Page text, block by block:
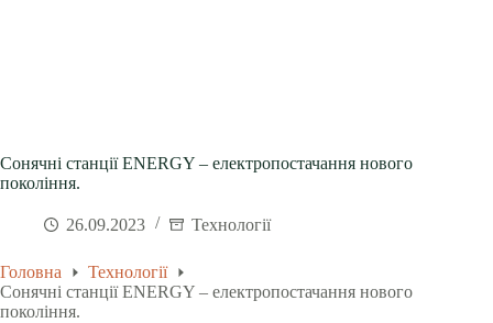
Сонячні станції ENERGY – електропостачання нового
покоління.
26.09.2023 Технології
Головна
Технології
Сонячні станції ENERGY – електропостачання нового
покоління.